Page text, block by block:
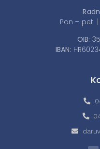
Pon – pet |
OIB:
IBAN: